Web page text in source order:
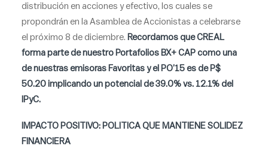
distribución en acciones y efectivo, los cuales se
propondrán en la Asamblea de Accionistas a celebrarse
el próximo 8 de diciembre. Recordamos que CREAL
forma parte de nuestro Portafolios BX+ CAP como una
de nuestras emisoras Favoritas y el PO’15 es de P$
50.20 implicando un potencial de 39.0% vs. 12.1% del
IPyC.
IMPACTO POSITIVO: POLITICA QUE MANTIENE SOLIDEZ
FINANCIERA